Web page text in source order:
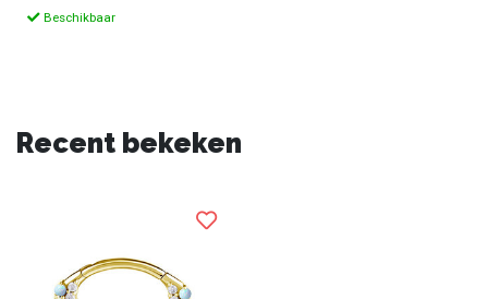
Beschikbaar
Recent bekeken